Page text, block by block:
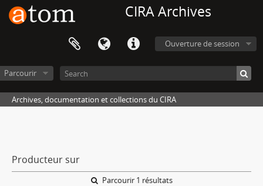
CIRA Archives
Ouverture de session
Parcourir
Archives, documentation et collections du CIRA
Producteur sur
Parcourir 1 résultats